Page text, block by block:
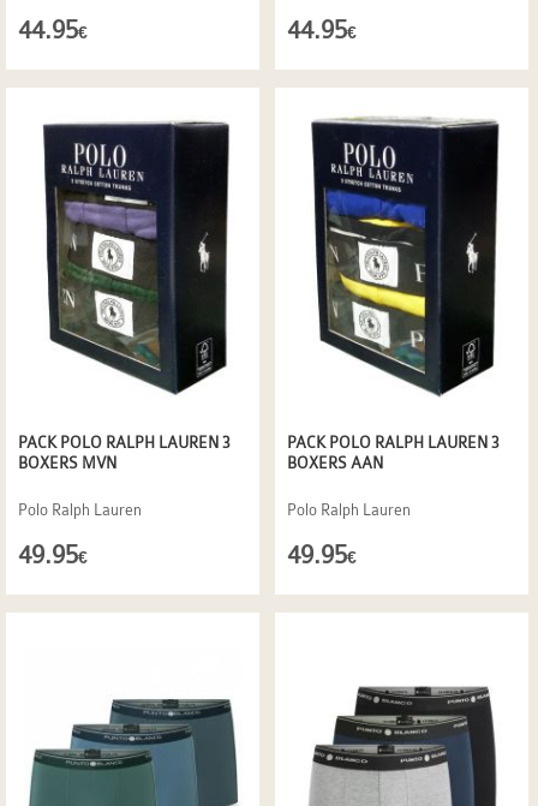
44.95€ 44.95€
PACK POLO RALPH LAUREN 3
BOXERS MVN
Polo Ralph Lauren
49.95€
PACK POLO RALPH LAUREN 3
BOXERS AAN
Polo Ralph Lauren
49.95€